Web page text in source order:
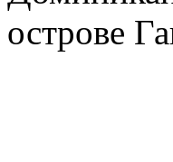
острове